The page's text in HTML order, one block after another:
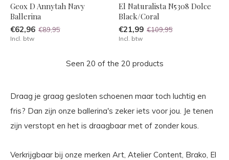
Geox D Annytah Navy
Ballerina
€62,96 €89,95
Incl. btw
El Naturalista N5308 Dolce
Black/Coral
€21,99 €109,95
Incl. btw
Seen 20 of the 20 products
Draag je graag gesloten schoenen maar toch luchtig en
fris? Dan zijn onze ballerina's zeker iets voor jou. Je tenen
zijn verstopt en het is draagbaar met of zonder kous.
Verkrijgbaar bij onze merken Art, Atelier Content, Brako, El